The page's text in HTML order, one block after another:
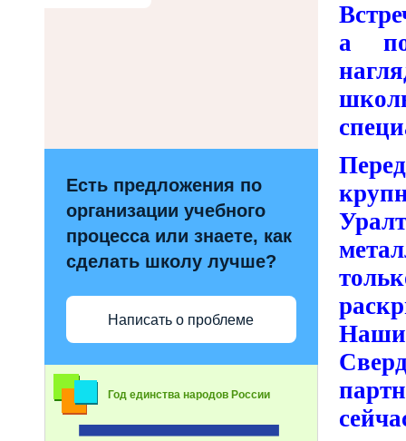
Есть предложения по
организации учебного
процесса или знаете, как
сделать школу лучше?
Написать о проблеме
Год единства народов России
а
Наши